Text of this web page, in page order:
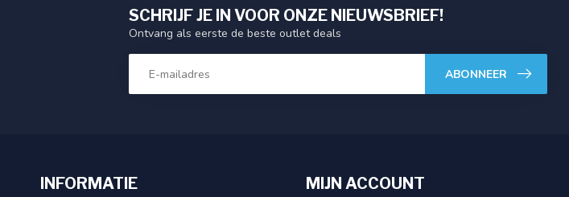
SCHRIJF JE IN VOOR ONZE NIEUWSBRIEF!
Ontvang als eerste de beste outlet deals
ABONNEER
INFORMATIE MIJN ACCOUNT